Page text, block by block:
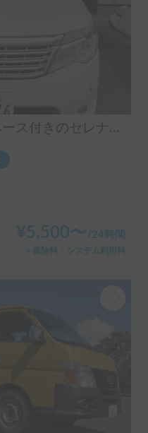
運転ラクラク！就寝スペース付きのセレナで楽しむ北海道車中泊
¥5,500〜/24時間
＋保険料・システム利用料